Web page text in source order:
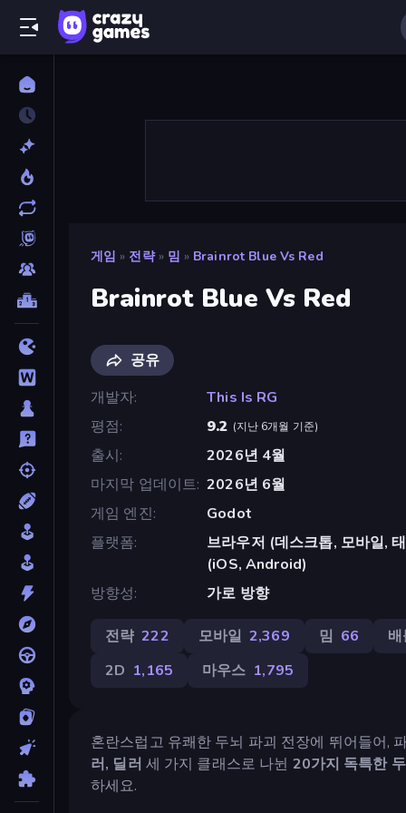
게임 » 전략 » 밈 » Brainrot Blue Vs Red
Brainrot Blue Vs Red
공유
개발자
This Is RG
평점
9.2 (지난 6개월 기준)
출시
2026년 4월
마지막 업데이트 2026년 6월
게임 엔진
Godot
플랫폼
브라우저 (데스크톱, 모바일,
(iOS, Android)
방향성
가로 방향
전략 222 모바일 2,369 밈 66
2D 1,165 마우스 1,795
혼란스럽고 유쾌한 두뇌 파괴 전장에 뛰어들어,
러, 딜러 세 가지 클래스로 나뉜 20가지 독특한
하세요.